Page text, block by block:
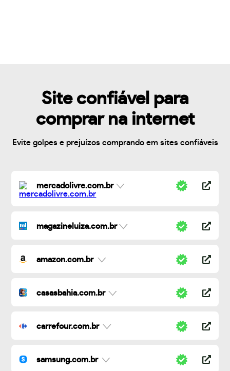
Site confiável para
comprar na internet
Evite golpes e prejuízos comprando em sites confiáveis
mercadolivre.com.br
magazineluiza.com.br
amazon.com.br
casasbahia.com.br
carrefour.com.br
samsung.com.br